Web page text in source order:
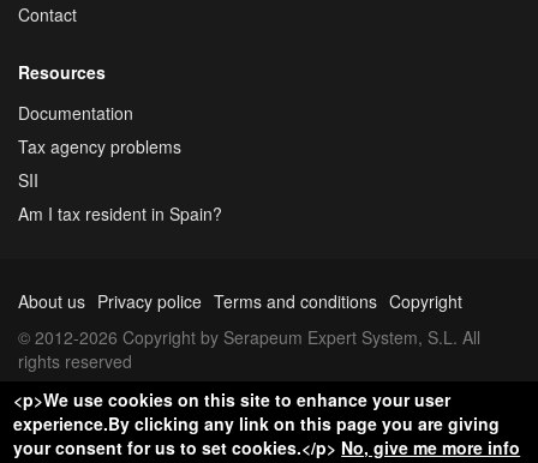
Contact
Resources
Documentation
Tax agency problems
SII
Am I tax resident in Spain?
About us Privacy police Terms and conditions Copyright
© 2012-2026 Copyright by Serapeum Expert System, S.L. All
rights reserved
<p>We use cookies on this site to enhance your user
experience.By clicking any link on this page you are giving
your consent for us to set cookies.</p> No, give me more info